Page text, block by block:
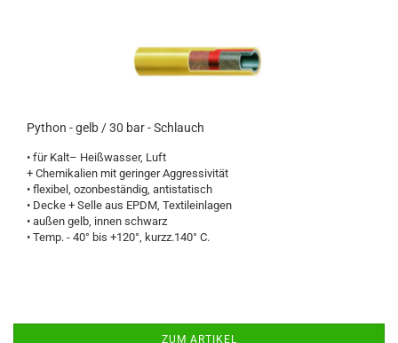
Python - gelb / 30 bar - Schlauch
• für Kalt– Heißwasser, Luft
+ Chemikalien mit geringer Aggressivität
• flexibel, ozonbeständig, antistatisch
• Decke + Selle aus EPDM, Textileinlagen
• außen gelb, innen schwarz
• Temp. - 40° bis +120°, kurzz.140° C.
ZUM ARTIKEL